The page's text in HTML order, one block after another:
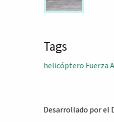
Tags
helicóptero Fuerza
Desarrollado por el